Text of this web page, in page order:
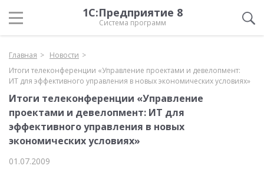
1С:Предприятие 8
Система программ
Главная
Новости
Итоги телеконференции «Управление проектами и девелопмент:
ИТ для эффективного управления в новых экономических условиях»
Итоги телеконференции «Управление
проектами и девелопмент: ИТ для
эффективного управления в новых
экономических условиях»
01.07.2009